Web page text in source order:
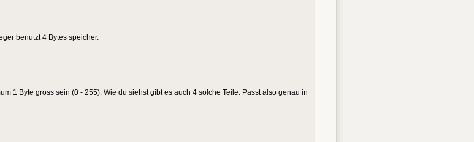
benutzt 4 Bytes speicher.
1 Byte gross sein (0 - 255). Wie du siehst gibt es auch 4 solche Teile. Passt also genau in